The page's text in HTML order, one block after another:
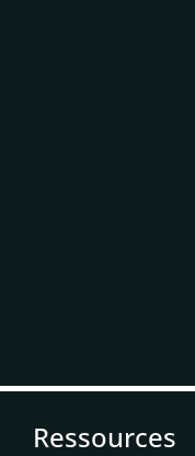
Ressources